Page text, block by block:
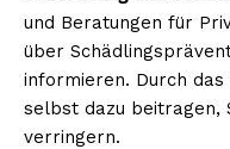
und Beratungen für
über
informieren. Durch das
selbst dazu beitragen,
verringern.